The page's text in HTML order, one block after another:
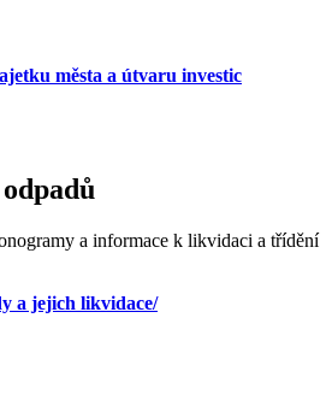
města a útvaru investic
a informace k likvidaci a třídění
a jejich likvidace/
ujít